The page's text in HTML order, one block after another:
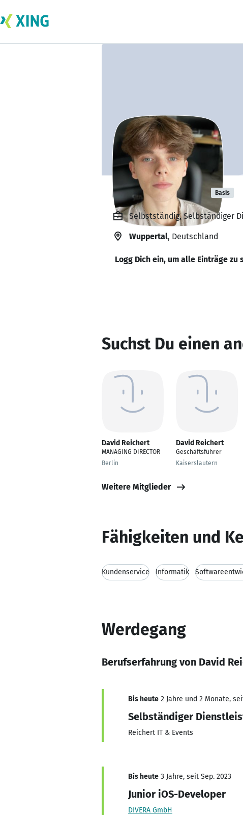
David Reichert Basis
Selbstständig, Selbständiger
Wuppertal, Deutschland
Logg Dich ein, um alle Einträge zu
Suchst Du einen
David Reichert
MANAGING DIRECTOR
Berlin
David Reichert
Geschäftsführer
Kaiserslautern
Weitere Mitglieder
Fähigkeiten und
Kundenservice Informatik
Werdegang
Berufserfahrung von David
Bis heute 2 Jahre und 2 Monate,
Selbständiger
Reichert IT & Events
Bis heute 3 Jahre, seit Sep. 2023
Junior iOS-Developer
DIVERA GmbH